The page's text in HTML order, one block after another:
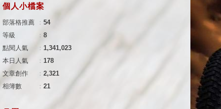
個人小檔案
部落格推薦 ： 54
等級
： 8
點閱人氣
： 1,341,023
本日人氣
： 178
文章創作
： 2,321
相簿數
： 21